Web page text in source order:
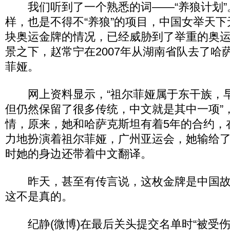
我们听到了一个熟悉的词――“养狼计划”
样，也是不得不“养狼”的项目，中国女举天
块奥运金牌的情况，已经威胁到了举重的奥
景之下，赵常宁在2007年从湖南省队去了哈
菲娅。
网上资料显示，“祖尔菲娅属于东干族，
但仍然保留了很多传统，中文就是其中一项”
情，原来，她和哈萨克斯坦有着5年的合约
力地扮演着祖尔菲娅，广州亚运会，她输给
时她的身边还带着中文翻译。
昨天，甚至有传言说，这枚金牌是中国
这不是真的。
纪静(微博)在最后关头提交名单时“被受伤